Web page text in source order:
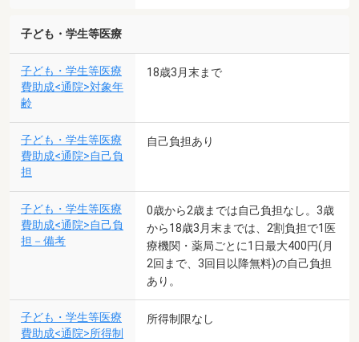
子ども・学生等医療
子ども・学生等医療
費助成<通院>対象年
齢
18歳3月末まで
子ども・学生等医療
費助成<通院>自己負
担
自己負担あり
子ども・学生等医療
費助成<通院>自己負
担－備考
0歳から2歳までは自己負担なし。3歳
から18歳3月末までは、2割負担で1医
療機関・薬局ごとに1日最大400円(月
2回まで、3回目以降無料)の自己負担
あり。
子ども・学生等医療
費助成<通院>所得制
所得制限なし